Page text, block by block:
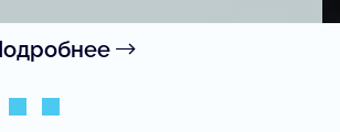
Подробнее